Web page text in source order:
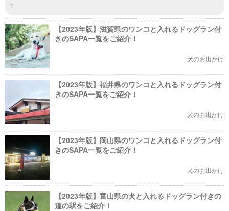
1
【2023年版】滋賀県のワンコと入れるドッグラン付
きのSAPA一覧をご紹介！
犬のお出かけ
【2023年版】福井県のワンコと入れるドッグラン付
きのSAPA一覧をご紹介！
犬のお出かけ
【2023年版】岡山県のワンコと入れるドッグラン付
きのSAPA一覧をご紹介！
犬のお出かけ
【2023年版】富山県の犬と入れるドッグラン付きの
道の駅をご紹介！